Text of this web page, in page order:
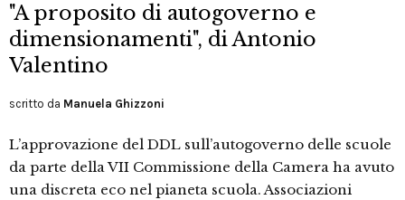
"A proposito di autogoverno e
dimensionamenti", di Antonio
Valentino
scritto da Manuela Ghizzoni
L’approvazione del DDL sull’autogoverno delle scuole
da parte della VII Commissione della Camera ha avuto
una discreta eco nel pianeta scuola. Associazioni